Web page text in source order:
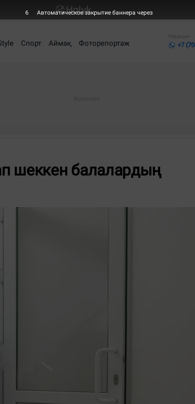
Спорт Аймақ Фоторепортаж
Редакция
+7
шеккен балалардың
6 Автоматическое закрытие баннера через